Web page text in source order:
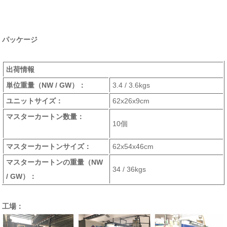
パッケージ
出荷情報
単位重量 （NW / GW） ：
3.4 / 3.6kgs
ユニットサイズ：
62x26x9cm
マスターカートン数量：
10個
マスターカートンサイズ：
62x54x46cm
マスターカートンの重量 （NW
/ GW）
：
34 / 36kgs
工場：